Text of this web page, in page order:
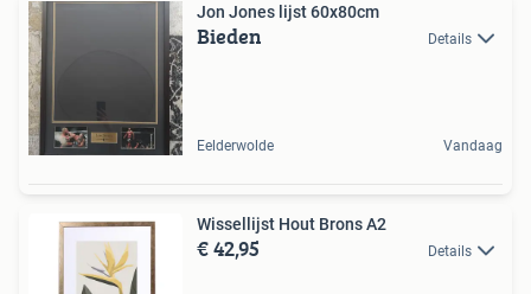
Jon Jones lijst 60x80cm
Bieden Details
Eelderwolde Vandaag
Wissellijst Hout Brons A2
€ 42,95 Details